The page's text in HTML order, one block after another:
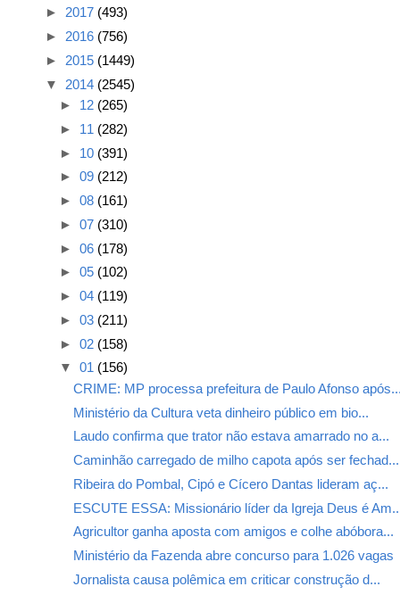
► 2017 (493)
► 2016 (756)
► 2015 (1449)
▼ 2014 (2545)
► 12 (265)
► 11 (282)
► 10 (391)
► 09 (212)
► 08 (161)
► 07 (310)
► 06 (178)
► 05 (102)
► 04 (119)
► 03 (211)
► 02 (158)
▼ 01 (156)
CRIME: MP processa prefeitura de Paulo Afonso
Ministério da Cultura veta dinheiro público em bio...
Laudo confirma que trator não estava amarrado no a...
Caminhão carregado de milho capota após ser fechad...
Ribeira do Pombal, Cipó e Cícero Dantas lideram aç...
ESCUTE ESSA: Missionário líder da Igreja Deus é
Agricultor ganha aposta com amigos e colhe abóbora...
Ministério da Fazenda abre concurso para 1.026 vagas
Jornalista causa polêmica em criticar construção d...